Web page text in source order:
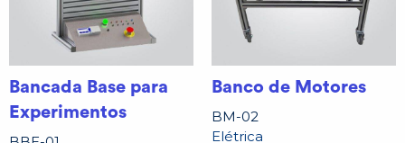
Bancada Base para
Experimentos
Banco de Motores
BM-02
Elétrica